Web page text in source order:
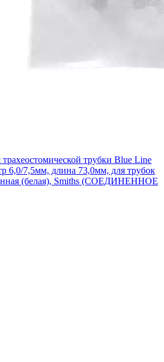
трубки Blue Line
6,0/7,5мм, длина 73,0мм, для трубок
(белая), Smiths (СОЕДИНЕННОЕ